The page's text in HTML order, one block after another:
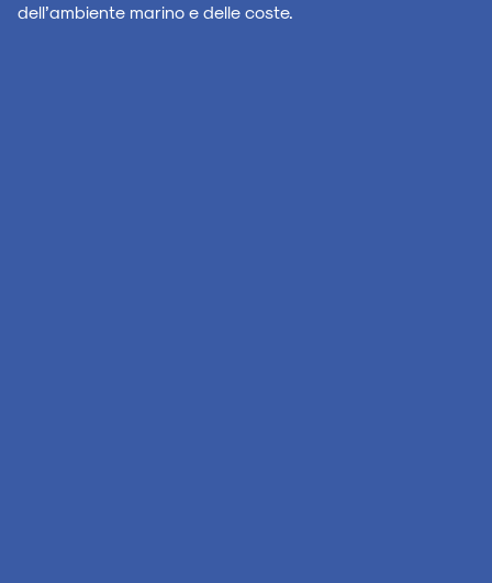
dell’ambiente marino e delle coste.